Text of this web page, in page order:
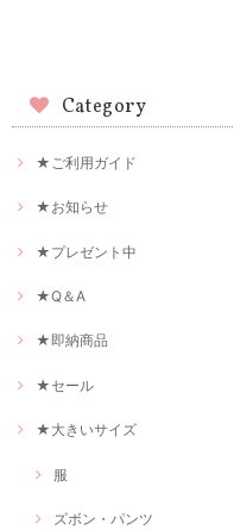
Category
★ご利用ガイド
★お知らせ
★プレゼント中
★Q＆A
★即納商品
★セール
★大きいサイズ
服
ズボン・パンツ